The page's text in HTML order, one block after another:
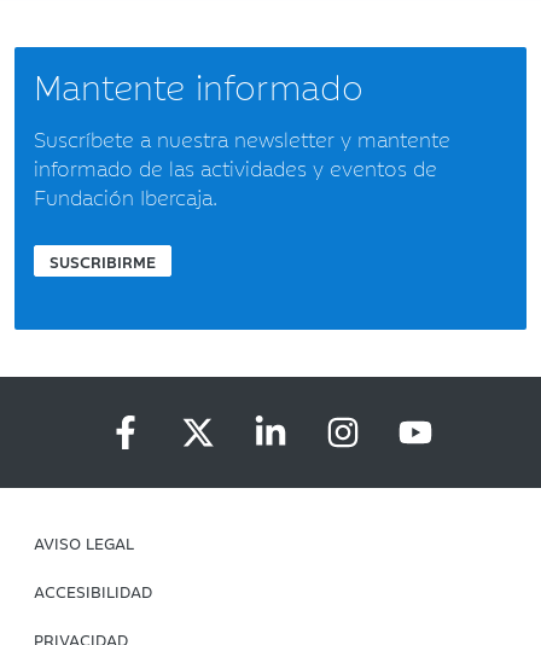
Mantente informado
Suscríbete a nuestra newsletter y mantente
informado de las actividades y eventos de
Fundación Ibercaja.
SUSCRIBIRME
AVISO LEGAL
ACCESIBILIDAD
PRIVACIDAD